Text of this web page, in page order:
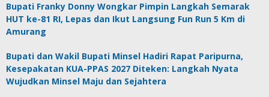
Bupati Franky Donny Wongkar Pimpin Langkah Semarak
HUT ke-81 RI, Lepas dan Ikut Langsung Fun Run 5 Km di
Amurang
Bupati dan Wakil Bupati Minsel Hadiri Rapat Paripurna,
Kesepakatan KUA-PPAS 2027 Diteken: Langkah Nyata
Wujudkan Minsel Maju dan Sejahtera